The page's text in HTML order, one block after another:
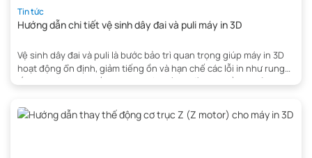
Tin tức
Hướng dẫn chi tiết vệ sinh dây đai và puli máy in 3D
Vệ sinh dây đai và puli là bước bảo trì quan trọng giúp máy in 3D
hoạt động ổn định, giảm tiếng ồn và hạn chế các lỗi in như rung
lắc, lệch lớp hay xuất hiện vân sóng (moiré) trên bề mặt sản